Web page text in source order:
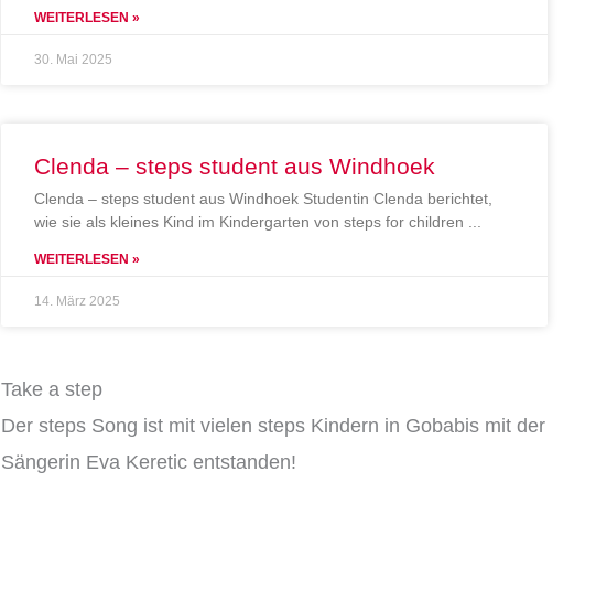
WEITERLESEN »
30. Mai 2025
Clenda – steps student aus Windhoek
Clenda – steps student aus Windhoek Studentin Clenda berichtet,
wie sie als kleines Kind im Kindergarten von steps for children
WEITERLESEN »
14. März 2025
Take a step
Der steps Song ist mit vielen steps Kindern in Gobabis mit der
Sängerin Eva Keretic entstanden!